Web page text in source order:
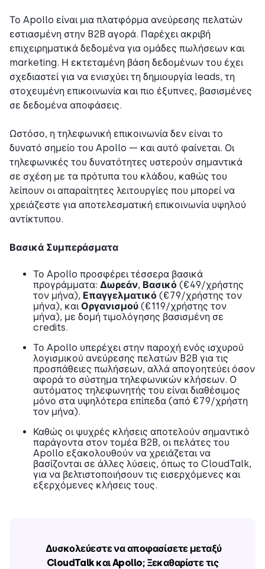
Το Apollo είναι μια πλατφόρμα ανεύρεσης πελατών
εστιασμένη στην B2B αγορά. Παρέχει ακριβή
επιχειρηματικά δεδομένα για ομάδες πωλήσεων και
marketing. Η εκτεταμένη βάση δεδομένων του έχει
σχεδιαστεί για να ενισχύει τη δημιουργία leads, τη
στοχευμένη επικοινωνία και πιο έξυπνες, βασισμένες
σε δεδομένα αποφάσεις.
Ωστόσο, η τηλεφωνική επικοινωνία δεν είναι το
δυνατό σημείο του Apollo — και αυτό φαίνεται. Οι
τηλεφωνικές του δυνατότητες υστερούν σημαντικά
σε σχέση με τα πρότυπα του κλάδου, καθώς του
λείπουν οι απαραίτητες λειτουργίες που μπορεί να
χρειάζεστε για αποτελεσματική επικοινωνία υψηλού
αντίκτυπου.
Βασικά Συμπεράσματα
Το Apollo προσφέρει τέσσερα βασικά
προγράμματα: Δωρεάν, Βασικό (€49/χρήστης
τον μήνα), Επαγγελματικό (€79/χρήστης τον
μήνα), καιΟργανισμού (€119/χρήστης τον
μήνα), με δομή τιμολόγησης βασισμένη σε
credits.
Το Apollo υπερέχει στην παροχή ενός ισχυρού
λογισμικού ανεύρεσης πελατών B2B για τις
προσπάθειες πωλήσεων, αλλά απογοητεύει όσον
αφορά το σύστημα τηλεφωνικών κλήσεων. Ο
αυτόματος τηλεφωνητής του είναι διαθέσιμος
μόνο στα υψηλότερα επίπεδα (από €79/χρήστη
τον μήνα).
Καθώς οι ψυχρές κλήσεις αποτελούν σημαντικό
παράγοντα στον τομέα B2B, οι πελάτες του
Apollo εξακολουθούν να χρειάζεται να
βασίζονται σε άλλες λύσεις, όπως το CloudTalk,
για να βελτιστοποιήσουν τις εισερχόμενες και
εξερχόμενες κλήσεις τους.
Δυσκολεύεστε να αποφασίσετε μεταξύ
CloudTalk και Apollo; Ξεκαθαρίστε τις